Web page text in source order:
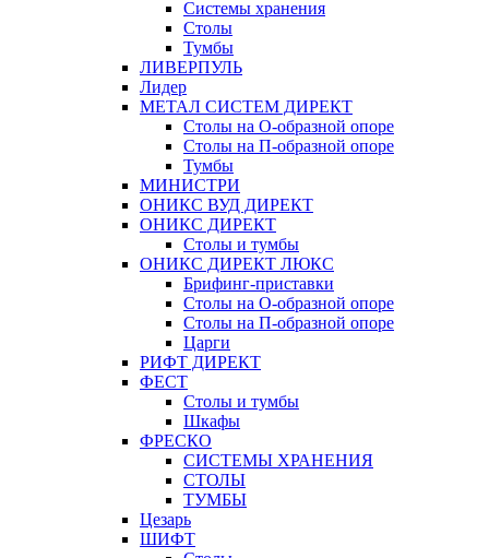
Системы хранения
Столы
Тумбы
ЛИВЕРПУЛЬ
Лидер
МЕТАЛ СИСТЕМ ДИРЕКТ
Столы на О-образной опоре
Столы на П-образной опоре
Тумбы
МИНИСТРИ
ОНИКС ВУД ДИРЕКТ
ОНИКС ДИРЕКТ
Столы и тумбы
ОНИКС ДИРЕКТ ЛЮКС
Брифинг-приставки
Столы на О-образной опоре
Столы на П-образной опоре
Царги
РИФТ ДИРЕКТ
ФЕСТ
Столы и тумбы
Шкафы
ФРЕСКО
СИСТЕМЫ ХРАНЕНИЯ
СТОЛЫ
ТУМБЫ
Цезарь
ШИФТ